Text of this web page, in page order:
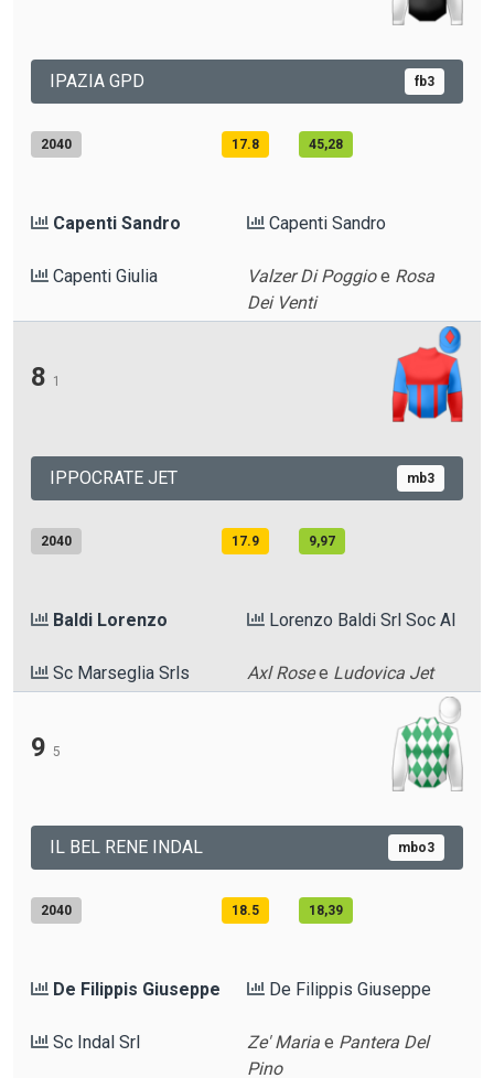
IPAZIA GPD fb3
2040 17.8 45,28
Capenti Sandro Capenti Sandro
Capenti Giulia Valzer Di Poggioe Rosa
Dei Venti
8 1
IPPOCRATE JET mb3
2040 17.9 9,97
Baldi Lorenzo Lorenzo Baldi Srl Soc Al
Sc Marseglia Srls Axl Rosee Ludovica Jet
9 5
IL BEL RENE INDAL mbo3
2040 18.5 18,39
De Filippis Giuseppe De Filippis Giuseppe
Sc Indal Srl Ze' Maria e Pantera Del
Pino